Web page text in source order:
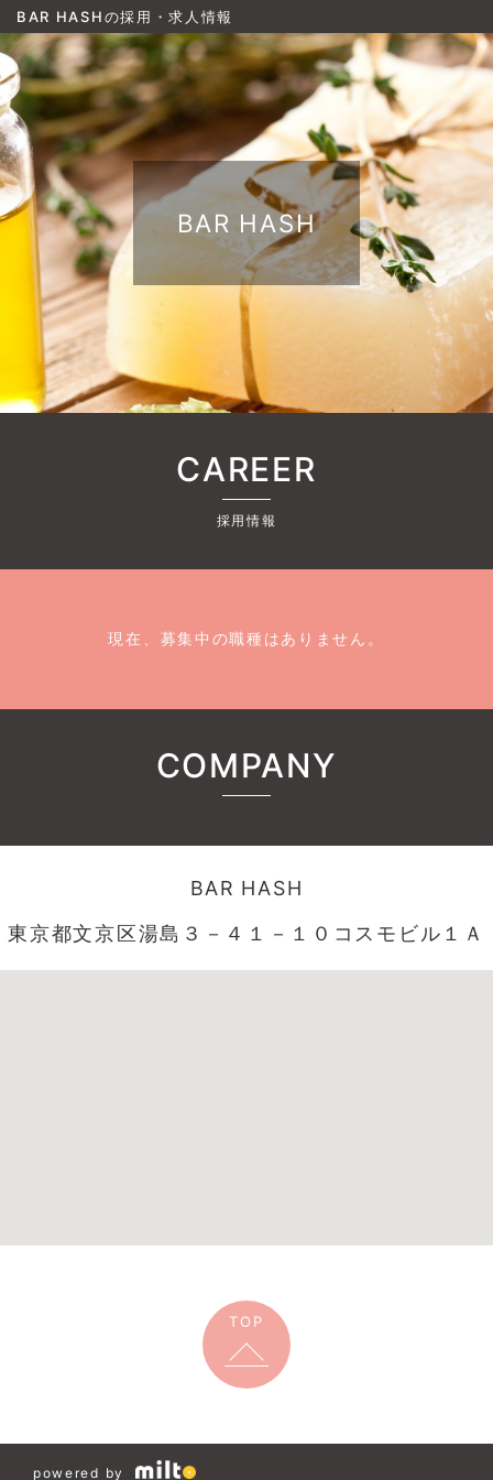
BAR HASHの採用・求人情報
BAR HASH
CAREER
採用情報
現在、募集中の職種はありません。
COMPANY
BAR HASH
東京都文京区湯島３－４１－１０コスモビル１Ａ
TOP
powered by